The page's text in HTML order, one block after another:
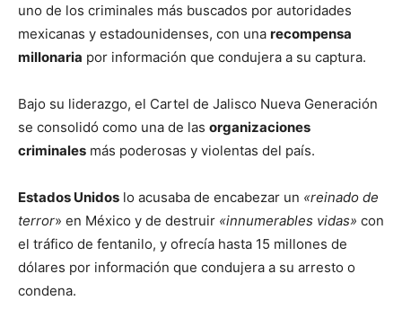
uno de los criminales más buscados por autoridades
mexicanas y estadounidenses, con una recompensa
millonaria por información que condujera a su captura.
Bajo su liderazgo, el Cartel de Jalisco Nueva Generación
se consolidó como una de las organizaciones
criminales más poderosas y violentas del país.
Estados Unidos lo acusaba de encabezar un «reinado de
terror» en México y de destruir «innumerables vidas» con
el tráfico de fentanilo, y ofrecía hasta 15 millones de
dólares por información que condujera a su arresto o
condena.